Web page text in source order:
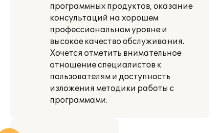
программных продуктов, оказание
консультаций на хорошем
профессиональном уровне и
высокое качество обслуживания.
Хочется отметить внимательное
отношение специалистов к
пользователям и доступность
изложения методики работы с
программами.